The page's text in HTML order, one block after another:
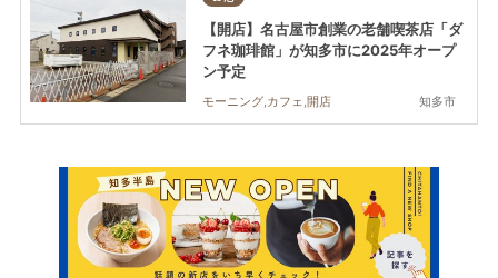
知多市
【開店】名古屋市創業の老舗喫茶店「ダ
フネ珈琲館」が知多市に2025年オープ
ン予定
モーニング,カフェ,開店